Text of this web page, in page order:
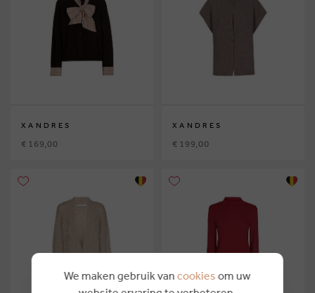
XANDRES
€ 169,00
XANDRES
€ 199,00
We maken gebruik van cookies om uw